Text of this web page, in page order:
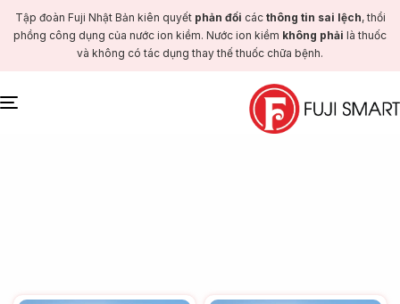
Tập đoàn Fuji Nhật Bản kiên quyết phản đối các thông tin sai lệch, thổi
phồng công dụng của nước ion kiềm. Nước ion kiềm không phải là thuốc
và không có tác dụng thay thế thuốc chữa bệnh.
Toggle